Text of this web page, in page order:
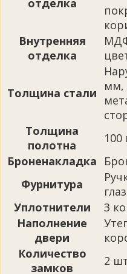
отделка
Внутренняя
отделка
Толщина стали
мм,
Толщина
полотна
Броненакладка
Фурнитура
Уплотнители
3
Наполнение
двери
Количество
замков
2